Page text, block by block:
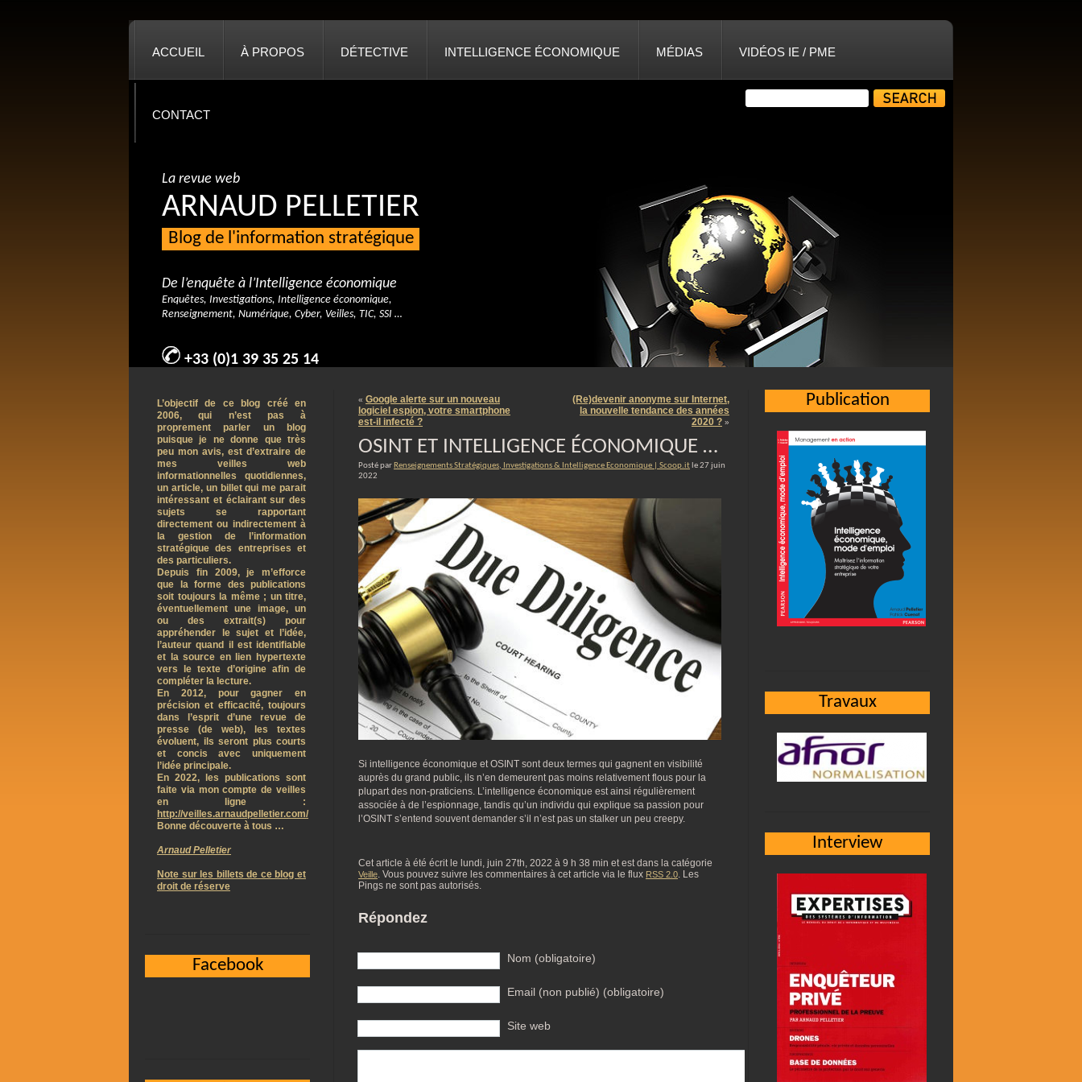
ACCUEIL À PROPOS DÉTECTIVE INTELLIGENCE ÉCONOMIQUE MÉDIAS VIDÉOS IE / PME
CONTACT
La revue web
ARNAUD PELLETIER
Blog de l'information stratégique
De l’enquête à l’Intelligence économique
Enquêtes, Investigations, Intelligence économique,
Renseignement, Numérique, Cyber, Veilles, TIC, SSI …
+33 (0)1 39 35 25 14
« Google alerte sur un nouveau
logiciel espion, votre smartphone
est-il infecté ?
(Re)devenir anonyme sur Internet,
la nouvelle tendance des années
2020 ? »
OSINT ET INTELLIGENCE ÉCONOMIQUE …
Posté par Renseignements Stratégiques, Investigations & Intelligence Economique | Scoop.it le 27 juin
2022
Si intelligence économique et OSINT sont deux termes qui gagnent en visibilité
auprès du grand public, ils n’en demeurent pas moins relativement flous pour la
plupart des non-praticiens. L’intelligence économique est ainsi régulièrement
associée à de l’espionnage, tandis qu’un individu qui explique sa passion pour
l’OSINT s’entend souvent demander s’il n’est pas un stalker un peu creepy.
Cet article à été écrit le lundi, juin 27th, 2022 à 9 h 38 min et est dans la catégorie
Veille. Vous pouvez suivre les commentaires à cet article via le flux RSS 2.0. Les
Pings ne sont pas autorisés.
Répondez
Nom (obligatoire)
Email (non publié) (obligatoire)
Site web
Publication
Travaux
Interview
L’objectif de ce blog créé en
2006, qui n’est pas à
proprement parler un blog
puisque je ne donne que très
peu mon avis, est d’extraire de
mes veilles web
informationnelles quotidiennes,
un article, un billet qui me parait
intéressant et éclairant sur des
sujets se rapportant
directement ou indirectement à
la gestion de l’information
stratégique des entreprises et
des particuliers.
Depuis fin 2009, je m’efforce
que la forme des publications
soit toujours la même ; un titre,
éventuellement une image, un
ou des extrait(s) pour
appréhender le sujet et l’idée,
l’auteur quand il est identifiable
et la source en lien hypertexte
vers le texte d’origine afin de
compléter la lecture.
En 2012, pour gagner en
précision et efficacité, toujours
dans l’esprit d’une revue de
presse (de web), les textes
évoluent, ils seront plus courts
et concis avec uniquement
l’idée principale.
En 2022, les publications sont
faite via mon compte de veilles
en ligne :
http://veilles.arnaudpelletier.com/
Bonne découverte à tous …
Arnaud Pelletier
Note sur les billets de ce blog et
droit de réserve
Facebook